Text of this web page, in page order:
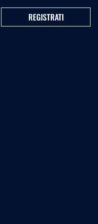
REGISTRATI